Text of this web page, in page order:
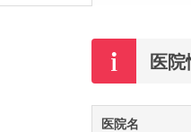
医院
医院名